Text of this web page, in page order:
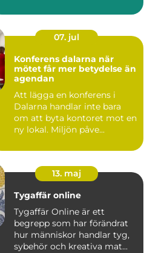
07. jul
Konferens dalarna när
mötet får mer betydelse än
agendan
Att lägga en konferens i
Dalarna handlar inte bara
om att byta kontoret mot en
ny lokal. Miljön påve...
13. maj
Tygaffär online
Tygaffär Online är ett
begrepp som har förändrat
hur människor handlar tyg,
sybehör och kreativa mat...